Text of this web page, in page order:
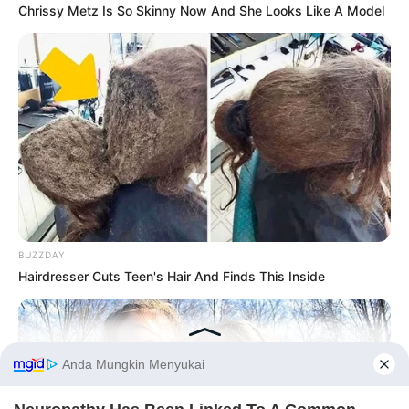
Chrissy Metz Is So Skinny Now And She Looks Like A Model
BUZZDAY
Hairdresser Cuts Teen's Hair And Finds This Inside